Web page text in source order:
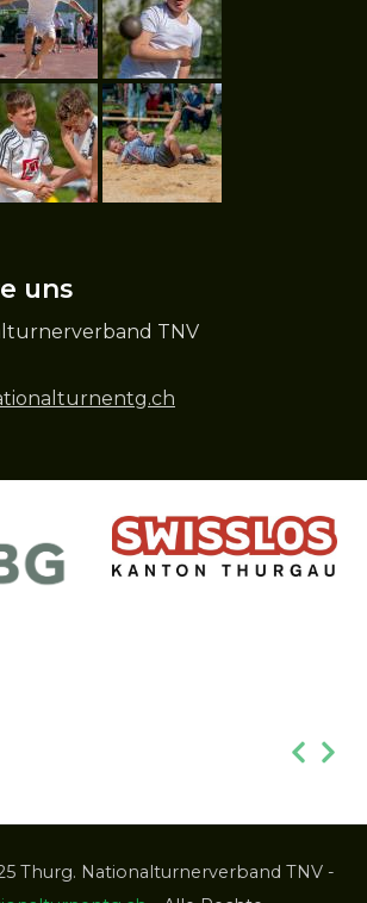
uns
TNV
Thurg. Nationalturnerverband TNV -